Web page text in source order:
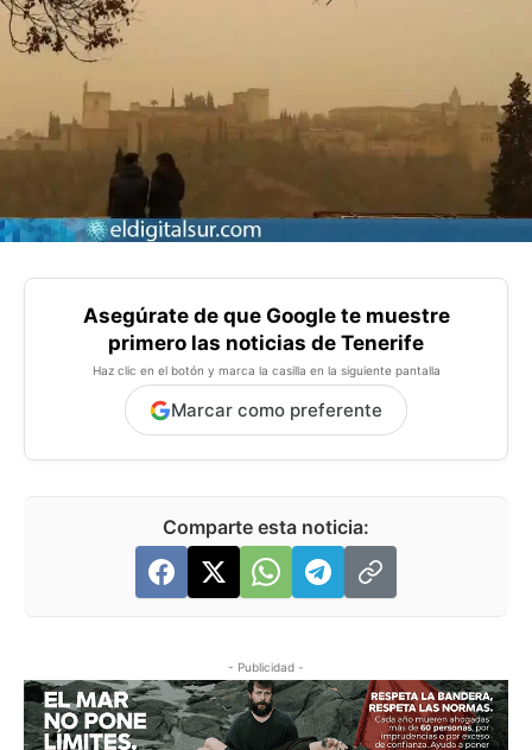
Asegúrate de que Google te muestre
primero las noticias de Tenerife
Haz clic en el botón y marca la casilla en la siguiente pantalla
Marcar como preferente
Comparte esta noticia:
- Publicidad -